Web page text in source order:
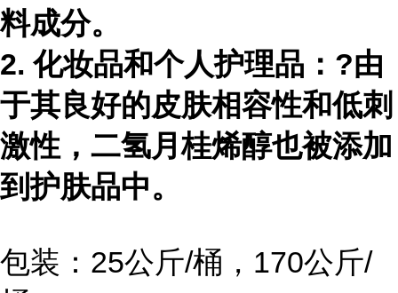
料成分。
2. 化妆品和个人护理品：?由
于其良好的皮肤相容性和低刺
激性，二氢月桂烯醇也被添加
到护肤品中。
包装：25公斤/桶，170公斤/